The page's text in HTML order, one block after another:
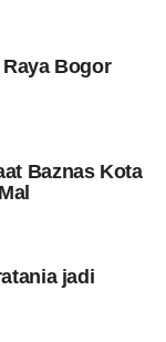
Bogor
Baznas Kota
jadi